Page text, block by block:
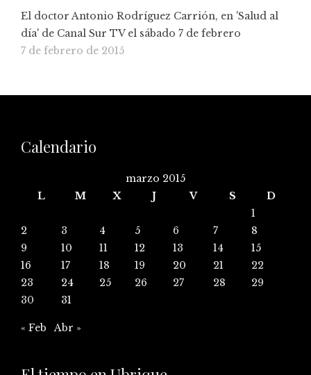
El doctor Antonio Rodríguez Carrión, en 'Salud al
día' de Canal Sur TV el sábado 7 de febrero
7 de febrero de 2015
Calendario
marzo 2015
L
M X J V S
D
1
2
3 4 5 6 7
8
9
10 11 12 13 14
15
16
17 18 19 20 21
22
23
24 25 26 27 28
29
30
31
« Feb Abr »